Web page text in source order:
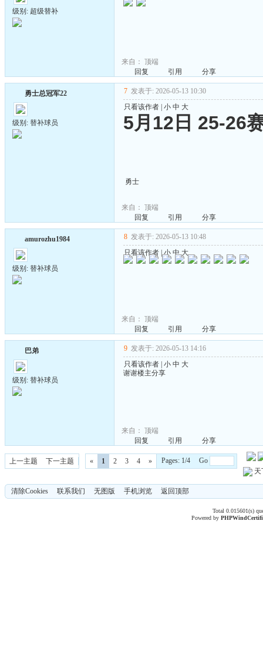
级别: 超级替补
来自： 顶端
回复
引用 分享
勇士总冠军22
级别: 替补球员
7 发表于: 2026-05-13 10:30
只看该作者 小 中 大
5月12日 25-26
勇士
来自： 顶端
回复
引用 分享
amurozhu1984
级别: 替补球员
8 发表于: 2026-05-13 10:48
只看该作者 |小 中 大
来自： 顶端
回复
引用 分享
巴弟
级别: 替补球员
9 发表于: 2026-05-13 14:16
只看该作者 小 中 大
谢谢楼主分享
来自： 顶端
回复
引用 分享
上一主题 下一主题 « 1 2 3 4 »
Pages: 1/4 Go
天
清除Cookies 联系我们 无图版 手机浏览 返回顶部
Total 0.015601(s)
Powered byPHPWind